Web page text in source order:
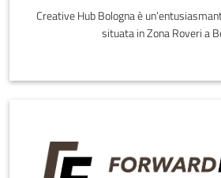
Creative Hub Bologna è
situata in Zona Roveri a